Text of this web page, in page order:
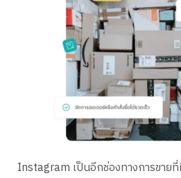
Instagram เป็นอีกช่องทางการขาย